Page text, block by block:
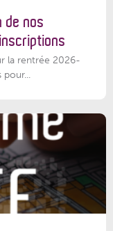
de nos
la rentrée 2026-
pour...